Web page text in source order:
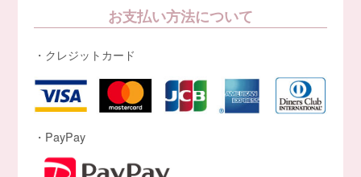
お支払い方法について
・クレジットカード
・PayPay